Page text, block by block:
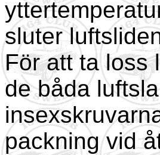
sluter
För att ta loss
de båda
packning vid